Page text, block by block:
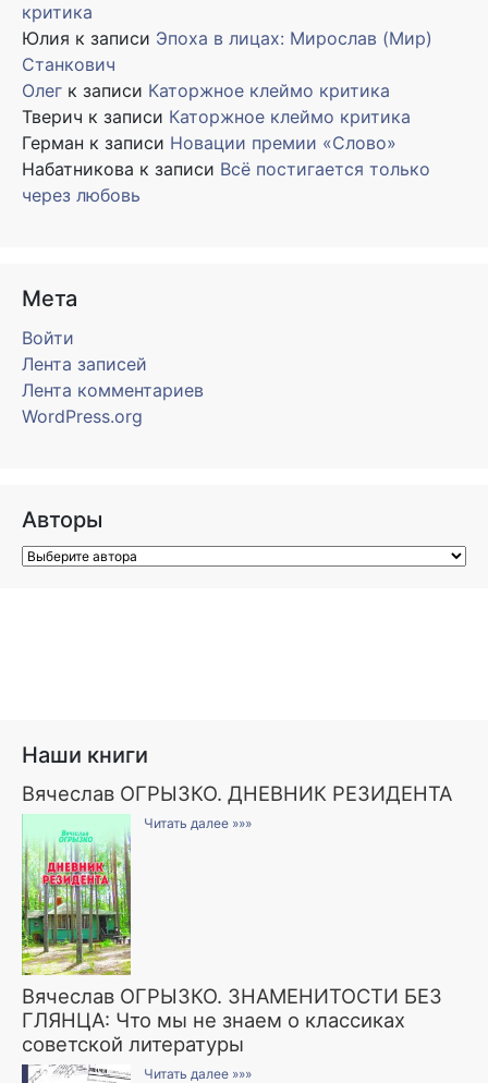
критика
Юлия к записи Эпоха в лицах: Мирослав (Мир)
Станкович
Олег к записи Каторжное клеймо критика
Тверич к записи Каторжное клеймо критика
Герман к записи Новации премии «Слово»
Набатникова к записи Всё постигается только
через любовь
Мета
Войти
Лента записей
Лента комментариев
WordPress.org
Авторы
Наши книги
Вячеслав ОГРЫЗКО. ДНЕВНИК РЕЗИДЕНТА
Читать далее »»»
Вячеслав ОГРЫЗКО. ЗНАМЕНИТОСТИ БЕЗ
ГЛЯНЦА: Что мы не знаем о классиках
советской литературы
Читать далее »»»